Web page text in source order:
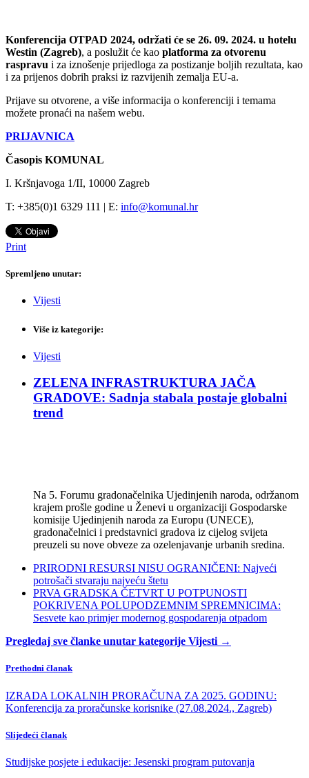
Konferencija OTPAD 2024, održati će se 26. 09. 2024. u hotelu
Westin (Zagreb), a poslužit će kao platforma za otvorenu
raspravu i za iznošenje prijedloga za postizanje boljih rezultata, kao
i za prijenos dobrih praksi iz razvijenih zemalja EU-a.
Prijave su otvorene, a više informacija o konferenciji i temama
možete pronaći na našem webu.
PRIJAVNICA
Časopis KOMUNAL
I. Kršnjavoga 1/II, 10000 Zagreb
T: +385(0)1 6329 111 | E: info@komunal.hr
Print
Spremljeno unutar:
Vijesti
Više iz kategorije:
Vijesti
ZELENA INFRASTRUKTURA JAČA
GRADOVE: Sadnja stabala postaje globalni
trend
Na 5. Forumu gradonačelnika Ujedinjenih naroda, održanom
krajem prošle godine u Ženevi u organizaciji Gospodarske
komisije Ujedinjenih naroda za Europu (UNECE),
gradonačelnici i predstavnici gradova iz cijelog svijeta
preuzeli su nove obveze za ozelenjavanje urbanih sredina.
PRIRODNI RESURSI NISU OGRANIČENI: Najveći
potrošači stvaraju najveću štetu
PRVA GRADSKA ČETVRT U POTPUNOSTI
POKRIVENA POLUPODZEMNIM SPREMNICIMA:
Sesvete kao primjer modernog gospodarenja otpadom
Pregledaj sve članke unutar kategorije Vijesti →
Prethodni članak
IZRADA LOKALNIH PRORAČUNA ZA 2025. GODINU:
Konferencija za proračunske korisnike (27.08.2024., Zagreb)
Slijedeći članak
Studijske posjete i edukacije: Jesenski program putovanja